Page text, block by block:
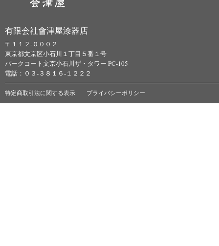
有限会社會津屋漆器店
〒１１２-０００２
東京都文京区小石川１丁目５番１号
パークコート文京小石川ザ・タワー PC-105
電話：０３-３８１６-１２２２
特定商取引法に関する表示 プライバシーポリシー